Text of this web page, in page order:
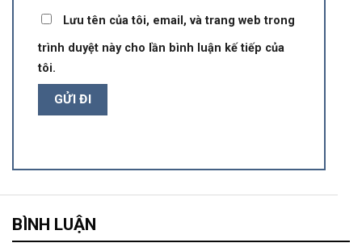
Lưu tên của tôi, email, và trang web trong
trình duyệt này cho lần bình luận kế tiếp của
tôi.
BÌNH LUẬN